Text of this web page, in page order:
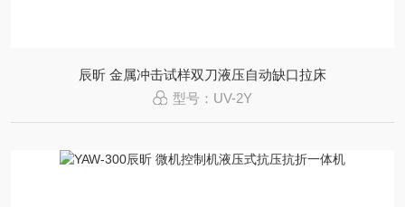
辰昕 金属冲击试样双刀液压自动缺口拉床
型号：UV-2Y